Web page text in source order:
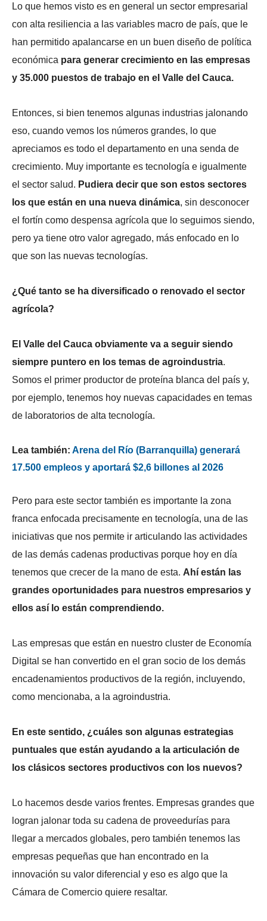
Lo que hemos visto es en general un sector empresarial
con alta resiliencia a las variables macro de país, que le
han permitido apalancarse en un buen diseño de política
económica para generar crecimiento en las empresas
y 35.000 puestos de trabajo en el Valle del Cauca.
Entonces, si bien tenemos algunas industrias jalonando
eso, cuando vemos los números grandes, lo que
apreciamos es todo el departamento en una senda de
crecimiento. Muy importante es tecnología e igualmente
el sector salud. Pudiera decir que son estos sectores
los que están en una nueva dinámica, sin desconocer
el fortín como despensa agrícola que lo seguimos siendo,
pero ya tiene otro valor agregado, más enfocado en lo
que son las nuevas tecnologías.
¿Qué tanto se ha diversificado o renovado el sector
agrícola?
El Valle del Cauca obviamente va a seguir siendo
siempre puntero en los temas de agroindustria.
Somos el primer productor de proteína blanca del país y,
por ejemplo, tenemos hoy nuevas capacidades en temas
de laboratorios de alta tecnología.
Lea también: Arena del Río (Barranquilla) generará
17.500 empleos y aportará $2,6 billones al 2026
Pero para este sector también es importante la zona
franca enfocada precisamente en tecnología, una de las
iniciativas que nos permite ir articulando las actividades
de las demás cadenas productivas porque hoy en día
tenemos que crecer de la mano de esta. Ahí están las
grandes oportunidades para nuestros empresarios y
ellos así lo están comprendiendo.
Las empresas que están en nuestro cluster de Economía
Digital se han convertido en el gran socio de los demás
encadenamientos productivos de la región, incluyendo,
como mencionaba, a la agroindustria.
En este sentido, ¿cuáles son algunas estrategias
puntuales que están ayudando a la articulación de
los clásicos sectores productivos con los nuevos?
Lo hacemos desde varios frentes. Empresas grandes que
logran jalonar toda su cadena de proveedurías para
llegar a mercados globales, pero también tenemos las
empresas pequeñas que han encontrado en la
innovación su valor diferencial y eso es algo que la
Cámara de Comercio quiere resaltar.